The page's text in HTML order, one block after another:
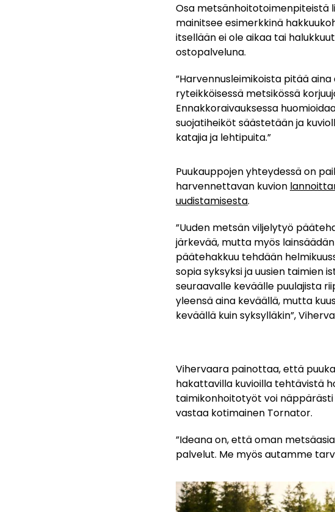
Osa metsänhoitotoimenpiteistä
mainitsee esimerkkinä
itsellään ei ole aikaa tai
ostopalveluna.
”Harvennusleimikoista pitää
ryteikköisessä metsikössä
Ennakkoraivauksessa
suojatiheiköt säästetään ja
katajia ja lehtipuita.”
Puukauppojen yhteydessä on
harvennettavan kuvion
uudistamisesta.
”Uuden metsän viljelytyö
järkevää, mutta myös
päätehakkuu tehdään
sopia syksyksi ja uusien taimien
seuraavalle keväälle puulajista
yleensä aina keväällä, mutta
keväällä kuin syksylläkin”,
Vihervaara painottaa, että
hakattavilla kuvioilla tehtävistä
taimikonhoitotyöt voi
vastaa kotimainen Tornator.
”Ideana on, että oman
palvelut. Me myös autamme